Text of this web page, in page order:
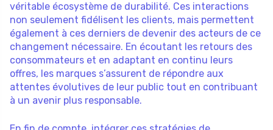
véritable écosystème de durabilité. Ces interactions
non seulement fidélisent les clients, mais permettent
également à ces derniers de devenir des acteurs de ce
changement nécessaire. En écoutant les retours des
consommateurs et en adaptant en continu leurs
offres, les marques s’assurent de répondre aux
attentes évolutives de leur public tout en contribuant
à un avenir plus responsable.